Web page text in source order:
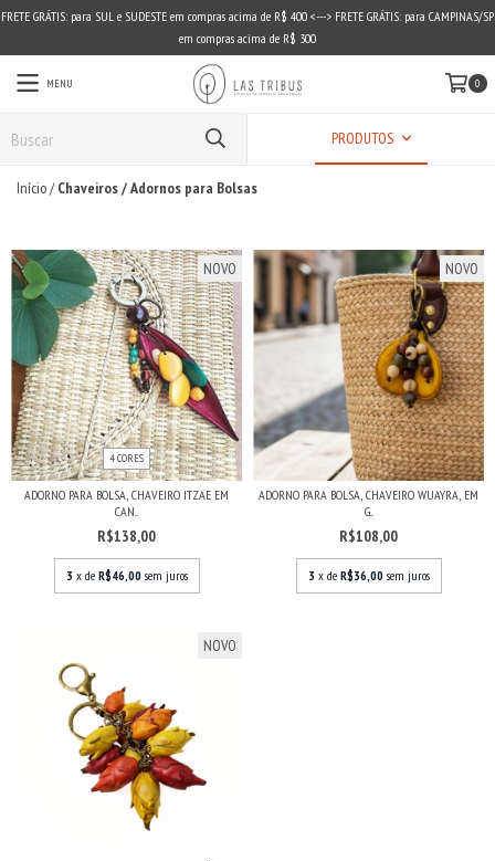
FRETE GRÁTIS: para SUL e SUDESTE em compras acima de R$ 400 <---> FRETE GRÁTIS: para CAMPINAS/SP
em compras acima de R$ 300
MENU 0
PRODUTOS
Início/ Chaveiros / Adornos para Bolsas
NOVO
4 CORES
ADORNO PARA BOLSA, CHAVEIRO ITZAE EM
CAN...
R$138,00
3 x de R$46,00 sem juros
NOVO
ADORNO PARA BOLSA, CHAVEIRO WUAYRA, EM
G...
R$108,00
3 x de R$36,00 sem juros
NOVO